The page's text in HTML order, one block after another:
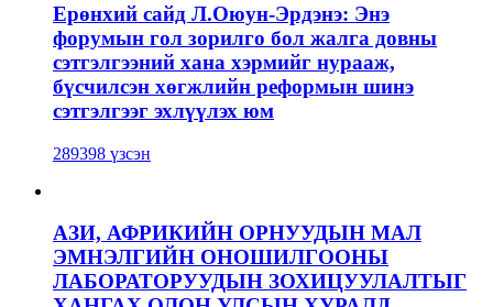
Ерөнхий сайд Л.Оюун-Эрдэнэ: Энэ
форумын гол зорилго бол жалга довны
сэтгэлгээний хана хэрмийг нурааж,
бүсчилсэн хөгжлийн реформын шинэ
сэтгэлгээг эхлүүлэх юм
289398 үзсэн
АЗИ, АФРИКИЙН ОРНУУДЫН МАЛ
ЭМНЭЛГИЙН ОНОШИЛГООНЫ
ЛАБОРАТОРУУДЫН ЗОХИЦУУЛАЛТЫГ